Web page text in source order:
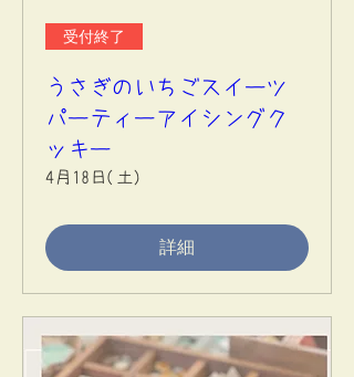
受付終了
うさぎのいちごスイーツ
パーティーアイシングク
ッキー
4月18日(土)
詳細